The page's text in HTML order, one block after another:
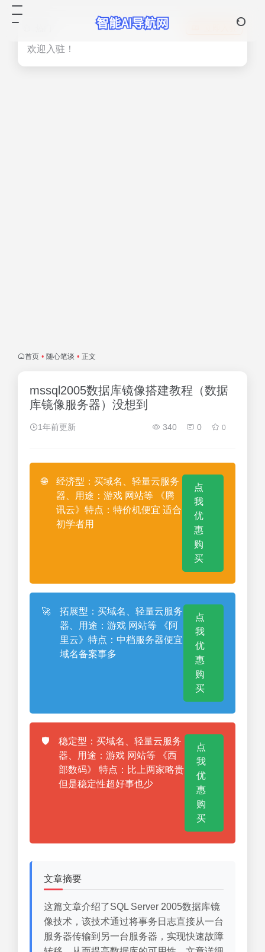
欢迎入驻！
首页 • 随心笔谈 • 正文
mssql2005数据库镜像搭建教程（数据
库镜像服务器）没想到
1年前更新 340 0 0
🌐
经济型：买域名、轻量云服务
器、用途：游戏 网站等 《腾
讯云》特点：特价机便宜 适合
初学者用
点
我
优
惠
购
买
🚀
拓展型：买域名、轻量云服务
器、用途：游戏 网站等 《阿
里云》特点：中档服务器便宜
域名备案事多
点
我
优
惠
购
买
🛡️
稳定型：买域名、轻量云服务
器、用途：游戏 网站等 《西
部数码》 特点：比上两家略贵
但是稳定性超好事也少
点
我
优
惠
购
买
文章摘要
这篇文章介绍了SQL Server 2005数据库镜
像技术，该技术通过将事务日志直接从一台
服务器传输到另一台服务器，实现快速故障